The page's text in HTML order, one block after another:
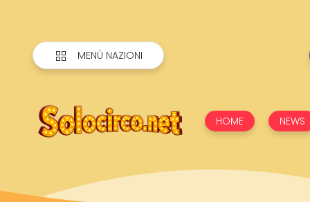
MENÙ NAZIONI
HOME NEWS